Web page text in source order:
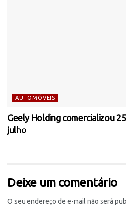
AUTOMÓVEIS
Geely Holding comercializou
julho
Deixe um comentário
O seu endereço de e-mail não será